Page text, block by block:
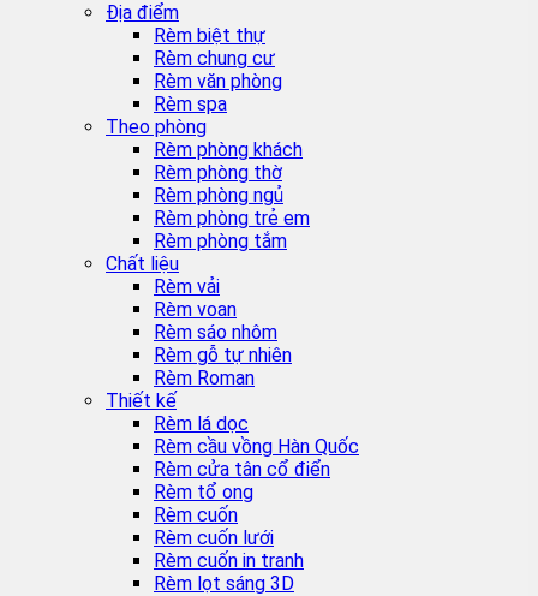
Địa điểm
Rèm biệt thự
Rèm chung cư
Rèm văn phòng
Rèm spa
Theo phòng
Rèm phòng khách
Rèm phòng thờ
Rèm phòng ngủ
Rèm phòng trẻ em
Rèm phòng tắm
Chất liệu
Rèm vải
Rèm voan
Rèm sáo nhôm
Rèm gỗ tự nhiên
Rèm Roman
Thiết kế
Rèm lá dọc
Rèm cầu vồng Hàn Quốc
Rèm cửa tân cổ điển
Rèm tổ ong
Rèm cuốn
Rèm cuốn lưới
Rèm cuốn in tranh
Rèm lọt sáng 3D